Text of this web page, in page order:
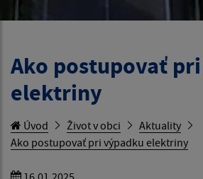
Ako postupovať
elektriny
Úvod Život v obci
Aktuality
Ako postupovať pri výpadku elektriny
16.01.2025